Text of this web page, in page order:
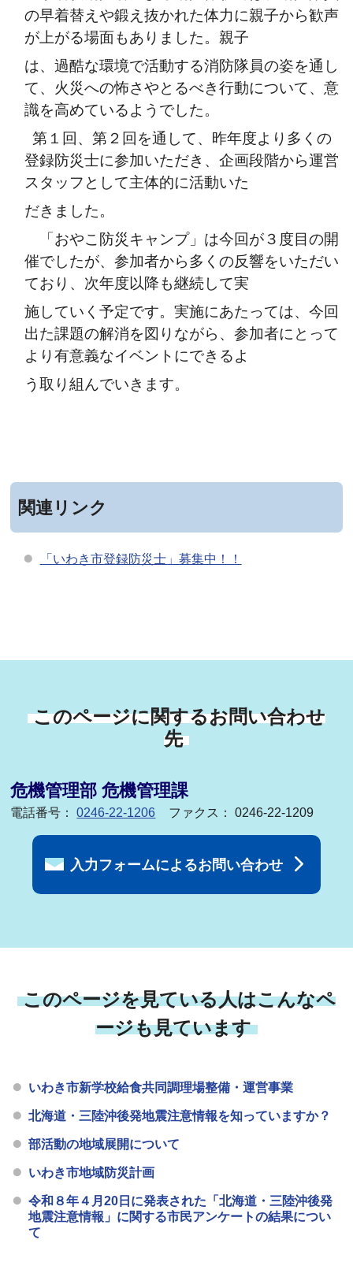
の早着替えや鍛え抜かれた体力に親子から歓声
が上がる場面もありました。親子
は、過酷な環境で活動する消防隊員の姿を通し
て、火災への怖さやとるべき行動について、意
識を高めているようでした。
第１回、第２回を通して、昨年度より多くの
登録防災士に参加いただき、企画段階から運営
スタッフとして主体的に活動いた
だきました。
「おやこ防災キャンプ」は今回が３度目の開
催でしたが、参加者から多くの反響をいただい
ており、次年度以降も継続して実
施していく予定です。実施にあたっては、今回
出た課題の解消を図りながら、参加者にとって
より有意義なイベントにできるよ
う取り組んでいきます。
関連リンク
「いわき市登録防災士」募集中！！
このページに関するお問い合わせ
先
危機管理部 危機管理課
電話番号：0246-22-1206 ファクス： 0246-22-1209
入力フォームによるお問い合わせ
このページを見ている人はこんなペ
ージも見ています
いわき市新学校給食共同調理場整備・運営事業
北海道・三陸沖後発地震注意情報を知っていますか？
部活動の地域展開について
いわき市地域防災計画
令和８年４月20日に発表された「北海道・三陸沖後発
地震注意情報」に関する市民アンケートの結果につい
て